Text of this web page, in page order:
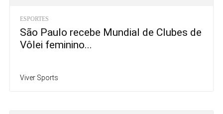
ESPORTES
São Paulo recebe Mundial de Clubes de
Vôlei feminino...
Viver Sports